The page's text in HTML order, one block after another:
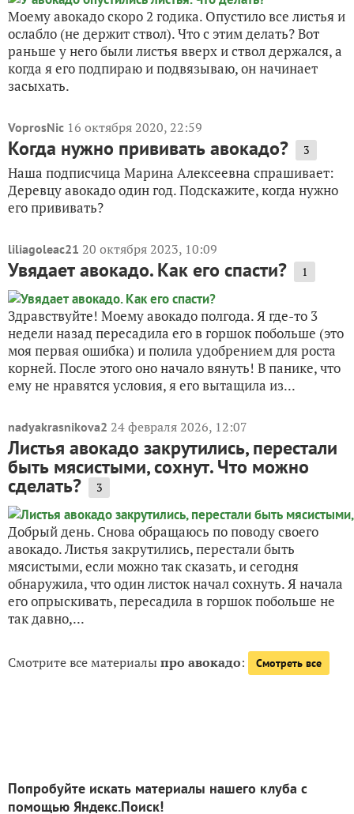
Моему авокадо скоро 2 годика. Опустило все листья и
ослабло (не держит ствол). Что с этим делать? Вот
раньше у него были листья вверх и ствол держался, а
когда я его подпираю и подвязываю, он начинает
засыхать.
VoprosNic 16 октября 2020, 22:59
Когда нужно прививать авокадо? 3
Наша подписчица Марина Алексеевна спрашивает:
Деревцу авокадо один год. Подскажите, когда нужно
его прививать?
liliagoleac21 20 октября 2023, 10:09
Увядает авокадо. Как его спасти? 1
Здравствуйте! Моему авокадо полгода. Я где-то 3
недели назад пересадила его в горшок побольше (это
моя первая ошибка) и полила удобрением для роста
корней. После этого оно начало вянуть! В панике, что
ему не нравятся условия, я его вытащила из...
nadyakrasnikova2 24 февраля 2026, 12:07
Листья авокадо закрутились, перестали
быть мясистыми, сохнут. Что можно
сделать? 3
Добрый день. Снова обращаюсь по поводу своего
авокадо. Листья закрутились, перестали быть
мясистыми, если можно так сказать, и сегодня
обнаружила, что один листок начал сохнуть. Я начала
его опрыскивать, пересадила в горшок побольше не
так давно,...
Смотрите все материалыпро авокадо: Смотреть все
Попробуйте искать материалы нашего клуба с
помощью Яндекс.Поиск!